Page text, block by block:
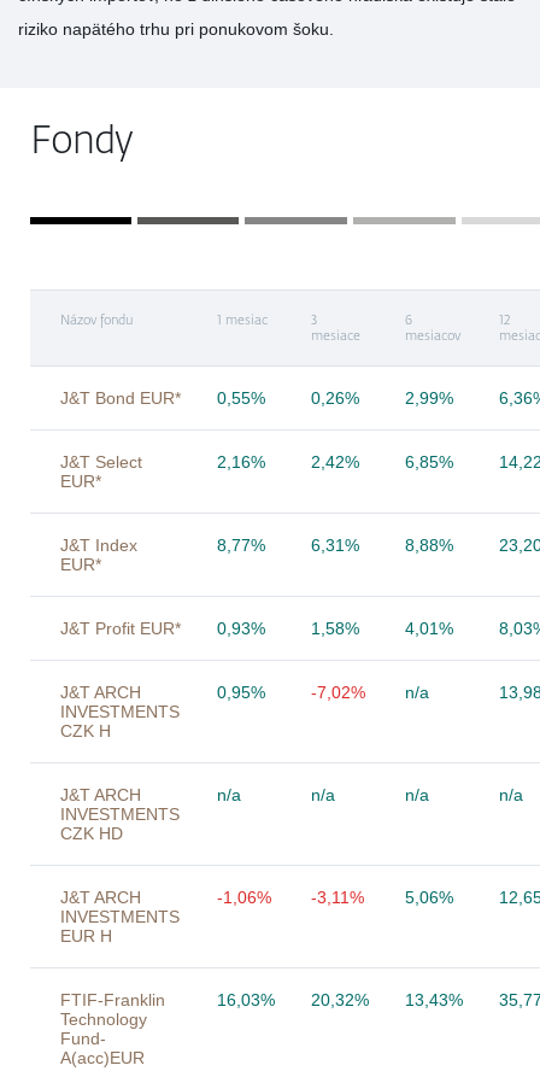
riziko napätého trhu pri ponukovom šoku.
Fondy
Názov fondu 1 mesiac
3
mesiace
6
mesiacov
12
J&T Bond EUR* 0,55% 0,26% 2,99%
J&T Select
EUR*
2,16% 2,42% 6,85%
J&T Index
EUR*
8,77% 6,31% 8,88%
J&T Profit EUR* 0,93% 1,58% 4,01%
J&T ARCH
INVESTMENTS
CZK H
0,95% -7,02% n/a
J&T ARCH
INVESTMENTS
CZK HD
n/a n/a n/a n/a
J&T ARCH
INVESTMENTS
EUR H
-1,06% -3,11% 5,06%
FTIF-Franklin
Technology
Fund-
A(acc)EUR
16,03% 20,32% 13,43%